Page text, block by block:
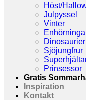
Höst/
Julpyssel
Vinter
Dinosaurier
Sjöjungfrur
Prinsessor
Gratis
Inspiration
Kontakt